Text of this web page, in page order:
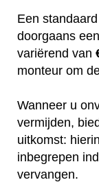
Een
doorgaans
variërend van
monteur om
Wanneer u
vermijden,
uitkomst:
inbegrepen
vervangen.